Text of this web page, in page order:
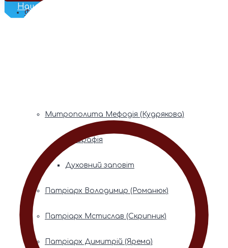
Наш Телеграм
Фонди пам’яті
Митрополита Мефодія (Кудрякова)
Біографія
Духовний заповіт
Патріарх Володимир (Романюк)
Патріарх Мстислав (Скрипник)
Патріарх Димитрій (Ярема)